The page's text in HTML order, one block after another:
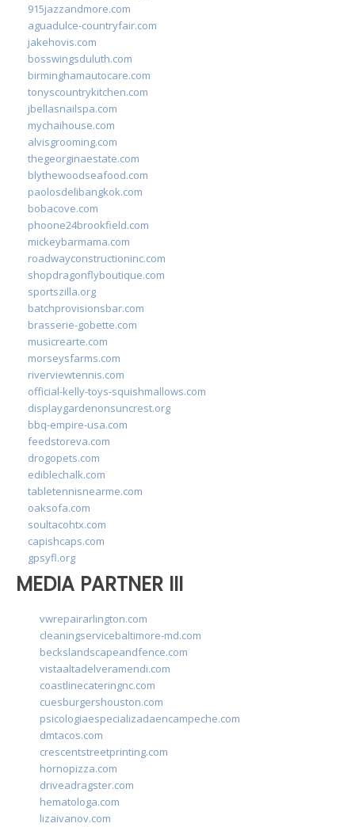
915jazzandmore.com
aguadulce-countryfair.com
jakehovis.com
bosswingsduluth.com
birminghamautocare.com
tonyscountrykitchen.com
jbellasnailspa.com
mychaihouse.com
alvisgrooming.com
thegeorginaestate.com
blythewoodseafood.com
paolosdelibangkok.com
bobacove.com
phoone24brookfield.com
mickeybarmama.com
roadwayconstructioninc.com
shopdragonflyboutique.com
sportszilla.org
batchprovisionsbar.com
brasserie-gobette.com
musicrearte.com
morseysfarms.com
riverviewtennis.com
official-kelly-toys-squishmallows.com
displaygardenonsuncrest.org
bbq-empire-usa.com
feedstoreva.com
drogopets.com
ediblechalk.com
tabletennisnearme.com
oaksofa.com
soultacohtx.com
capishcaps.com
gpsyfl.org
MEDIA PARTNER III
vwrepairarlington.com
cleaningservicebaltimore-md.com
beckslandscapeandfence.com
vistaaltadelveramendi.com
coastlinecateringnc.com
cuesburgershouston.com
psicologiaespecializadaencampeche.com
dmtacos.com
crescentstreetprinting.com
hornopizza.com
driveadragster.com
hematologa.com
lizaivanov.com